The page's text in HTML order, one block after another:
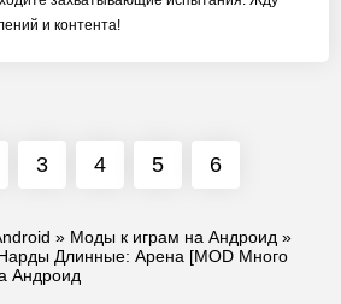
и контента!
3 4 5 6
» Моды к играм на Андроид »
Длинные: Арена [MOD Много
Андроид